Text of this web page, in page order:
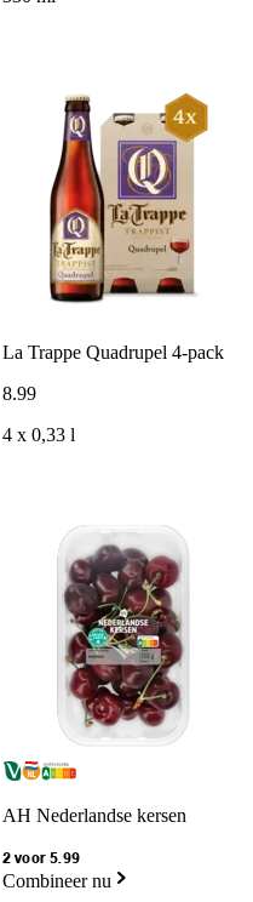
La Trappe Quadrupel 4-pack
8.99
4 x 0,33 l
AH Nederlandse kersen
2 voor 5.99
Combineer nu